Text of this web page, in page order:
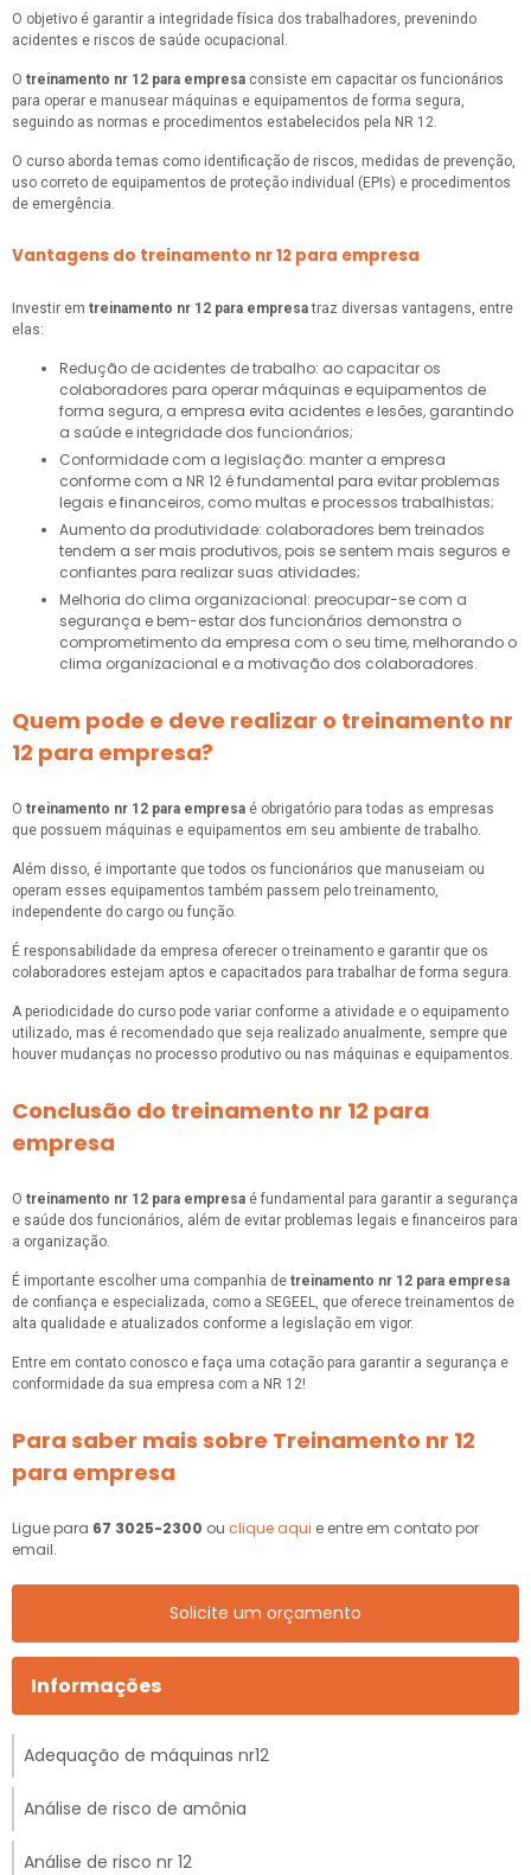
O objetivo é garantir a integridade física dos trabalhadores, prevenindo
acidentes e riscos de saúde ocupacional.
O treinamento nr 12 para empresa consiste em capacitar os funcionários
para operar e manusear máquinas e equipamentos de forma segura,
seguindo as normas e procedimentos estabelecidos pela NR 12.
O curso aborda temas como identificação de riscos, medidas de prevenção,
uso correto de equipamentos de proteção individual (EPIs) e procedimentos
de emergência.
Vantagens do treinamento nr 12 para empresa
Investir em treinamento nr 12 para empresatraz diversas vantagens, entre
elas:
Redução de acidentes de trabalho: ao capacitar os
colaboradores para operar máquinas e equipamentos de
forma segura, a empresa evita acidentes e lesões, garantindo
a saúde e integridade dos funcionários;
Conformidade com a legislação: manter a empresa
conforme com a NR 12 é fundamental para evitar problemas
legais e financeiros, como multas e processos trabalhistas;
Aumento da produtividade: colaboradores bem treinados
tendem a ser mais produtivos, pois se sentem mais seguros e
confiantes para realizar suas atividades;
Melhoria do clima organizacional: preocupar-se com a
segurança e bem-estar dos funcionários demonstra o
comprometimento da empresa com o seu time, melhorando o
clima organizacional e a motivação dos colaboradores.
Quem pode e deve realizar o treinamento nr
12 para empresa?
O treinamento nr 12 para empresa é obrigatório para todas as empresas
que possuem máquinas e equipamentos em seu ambiente de trabalho.
Além disso, é importante que todos os funcionários que manuseiam ou
operam esses equipamentos também passem pelo treinamento,
independente do cargo ou função.
É responsabilidade da empresa oferecer o treinamento e garantir que os
colaboradores estejam aptos e capacitados para trabalhar de forma segura.
A periodicidade do curso pode variar conforme a atividade e o equipamento
utilizado, mas é recomendado que seja realizado anualmente, sempre que
houver mudanças no processo produtivo ou nas máquinas e equipamentos.
Conclusão do treinamento nr 12 para
empresa
O treinamento nr 12 para empresa é fundamental para garantir a segurança
e saúde dos funcionários, além de evitar problemas legais e financeiros para
a organização.
É importante escolher uma companhia de treinamento nr 12 para empresa
de confiança e especializada, como a SEGEEL, que oferece treinamentos de
alta qualidade e atualizados conforme a legislação em vigor.
Entre em contato conosco e faça uma cotação para garantir a segurança e
conformidade da sua empresa com a NR 12!
Para saber mais sobre Treinamento nr 12
para empresa
Ligue para 67 3025-2300 ou clique aqui e entre em contato por
email.
Solicite um orçamento
Informações
Adequação de máquinas nr12
Análise de risco de amônia
Análise de risco nr 12